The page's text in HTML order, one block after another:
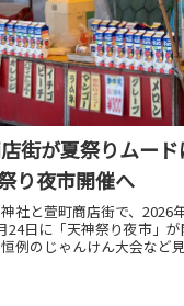
店街が夏祭りムー
り夜市開催へ
社と萱町商店街で、2026
24日に「天神祭り夜市」
例のじゃんけん大会など